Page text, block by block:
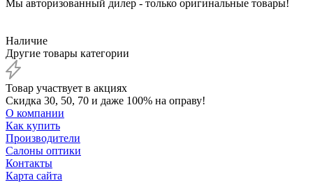
Мы авторизованный дилер - только оригинальные товары!
Наличие
Другие товары категории
Товар участвует в акциях
Скидка 30, 50, 70 и даже 100% на оправу!
О компании
Как купить
Производители
Салоны оптики
Контакты
Карта сайта